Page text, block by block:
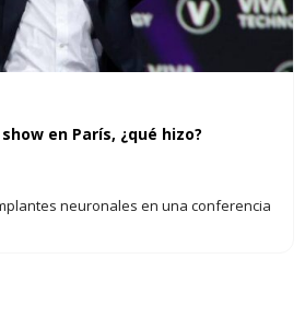
en París, ¿qué hizo?
neuronales en una conferencia